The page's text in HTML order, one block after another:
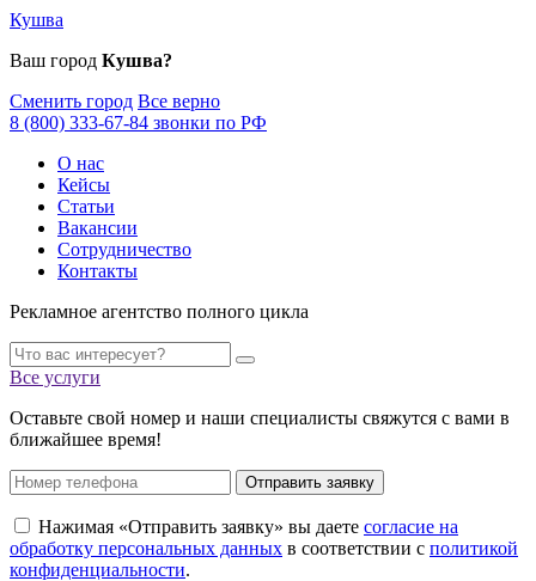
Кушва
Ваш город Кушва?
Сменить город Все верно
8 (800) 333-67-84 звонки по РФ
О нас
Кейсы
Статьи
Вакансии
Сотрудничество
Контакты
Рекламное агентство полного цикла
Все услуги
Оставьте свой номер и наши специалисты свяжутся с вами в
ближайшее время!
Отправить заявку
Нажимая «Отправить заявку» вы даете согласие на
обработку персональных данных в соответствии с политикой
конфиденциальности.